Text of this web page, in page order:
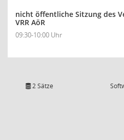
nicht öffentliche Sitzung des
VRR AöR
09:30-10:00 Uhr
2 Sätze